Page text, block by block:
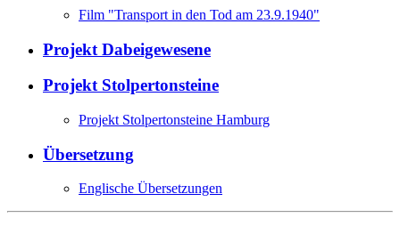
Film "Transport in den Tod am 23.9.1940"
Projekt Dabeigewesene
Projekt Stolpertonsteine
Projekt Stolpertonsteine Hamburg
Übersetzung
Englische Übersetzungen